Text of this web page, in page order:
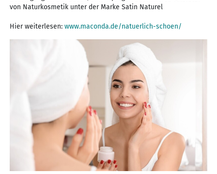
von Naturkosmetik unter der Marke Satin Naturel
Hier weiterlesen: www.maconda.de/natuerlich-schoen/